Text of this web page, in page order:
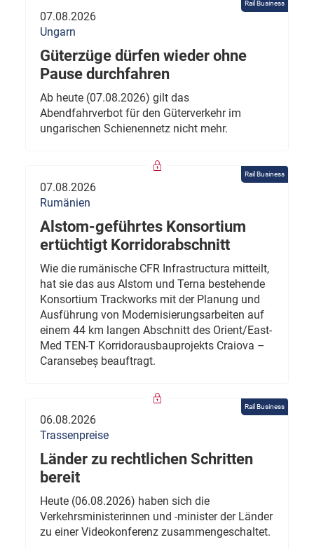
Rail Business
07.08.2026
Ungarn
Güterzüge dürfen wieder ohne
Pause durchfahren
Ab heute (07.08.2026) gilt das
Abendfahrverbot für den Güterverkehr im
ungarischen Schienennetz nicht mehr.
Rail Business
07.08.2026
Rumänien
Alstom-geführtes Konsortium
ertüchtigt Korridorabschnitt
Wie die rumänische CFR Infrastructura mitteilt,
hat sie das aus Alstom und Terna bestehende
Konsortium Trackworks mit der Planung und
Ausführung von Modernisierungsarbeiten auf
einem 44 km langen Abschnitt des Orient/East-
Med TEN-T Korridorausbauprojekts Craiova –
Caransebeș beauftragt.
Rail Business
06.08.2026
Trassenpreise
Länder zu rechtlichen Schritten
bereit
Heute (06.08.2026) haben sich die
Verkehrsministerinnen und -minister der Länder
zu einer Videokonferenz zusammengeschaltet.